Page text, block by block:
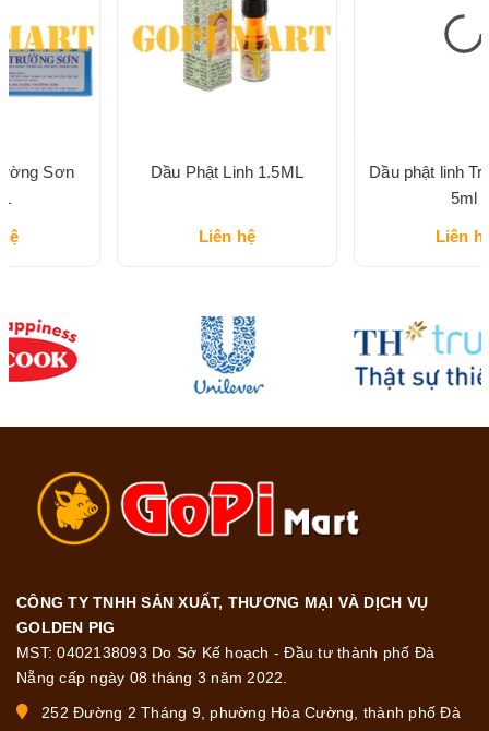
Dầu Phật Linh 1.5ML
Dầu phật linh Trường Sơn
CÔNG TY TNHH SẢN XUẤT, THƯƠNG MẠI VÀ DỊCH VỤ
GOLDEN PIG
MST: 0402138093 Do Sở Kế hoạch - Đầu tư thành phố Đà
Nẵng cấp ngày 08 tháng 3 năm 2022.
252 Đường 2 Tháng 9, phường Hòa Cường, thành phố Đà